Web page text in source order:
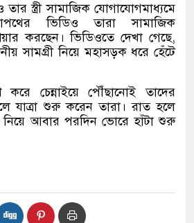
স্ত্রী সামাজিক যোগাযোগমাধ্যমে
ভিডিও তারা সামাজিক
করছেন। ভিডিওতে দেখা গেছে,
সামগ্রী নিয়ে মহাসড়ক ধরে হেঁটে
করে চেন্নাইয়ে পৌঁছানোই তাদের
যাত্রা শুরু করেন তারা। রাত হলে
নিয়ে আবার পরদিন ভোরে হাঁটা শুরু